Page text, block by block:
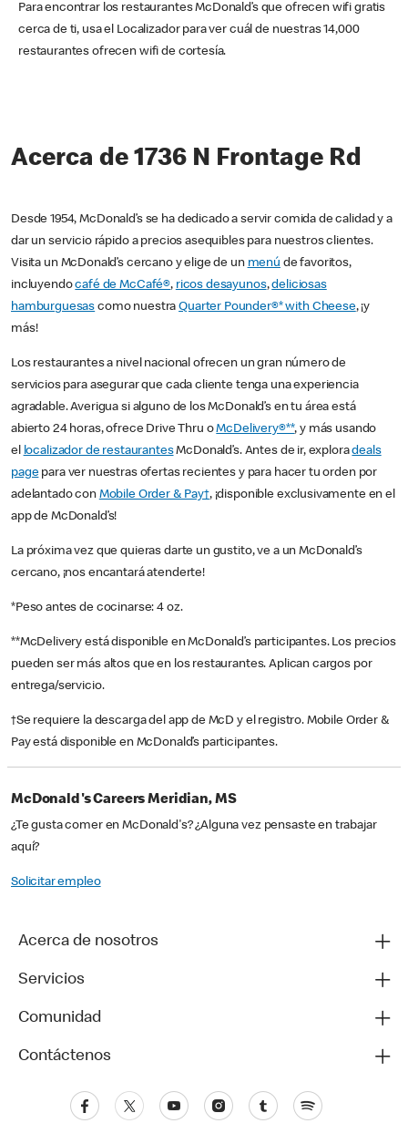
Para encontrar los restaurantes McDonald’s que ofrecen wifi gratis
cerca de ti, usa el Localizador para ver cuál de nuestras 14,000
restaurantes ofrecen wifi de cortesía.
Acerca de 1736 N Frontage Rd
Desde 1954, McDonald’s se ha dedicado a servir comida de calidad y a
dar un servicio rápido a precios asequibles para nuestros clientes.
Visita un McDonald’s cercano y elige de un menú de favoritos,
incluyendocafé de McCafé®, ricos desayunos,deliciosas
hamburguesas como nuestraQuarter Pounder®* with Cheese, ¡y
más!
Los restaurantes a nivel nacional ofrecen un gran número de
servicios para asegurar que cada cliente tenga una experiencia
agradable. Averigua si alguno de los McDonald’s en tu área está
abierto 24 horas, ofrece Drive Thru oMcDelivery®**, y más usando
el localizador de restaurantesMcDonald’s. Antes de ir, exploradeals
pagepara ver nuestras ofertas recientes y para hacer tu orden por
adelantado con Mobile Order & Pay†, ¡disponible exclusivamente en el
app de McDonald’s!
La próxima vez que quieras darte un gustito, ve a un McDonald’s
cercano, ¡nos encantará atenderte!
*Peso antes de cocinarse: 4 oz.
**McDelivery está disponible en McDonald’s participantes. Los precios
pueden ser más altos que en los restaurantes. Aplican cargos por
entrega/servicio.
†Se requiere la descarga del app de McD y el registro. Mobile Order &
Pay está disponible en McDonald’s participantes.
McDonald's Careers Meridian, MS
¿Te gusta comer en McDonald's? ¿Alguna vez pensaste en trabajar
aquí?
Solicitar empleo
Acerca de nosotros
Servicios
Comunidad
Contáctenos